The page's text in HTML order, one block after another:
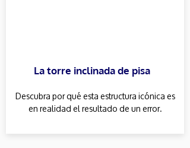
La torre inclinada de pisa
Descubra por qué esta estructura icónica es
en realidad el resultado de un error.